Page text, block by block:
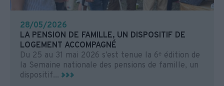
28/05/2026
LA PENSION DE FAMILLE, UN DISPOSITIF DE
LOGEMENT ACCOMPAGNÉ
Du 25 au 31 mai 2026 s’est tenue la 6ᵉ édition de
la Semaine nationale des pensions de famille, un
dispositif...